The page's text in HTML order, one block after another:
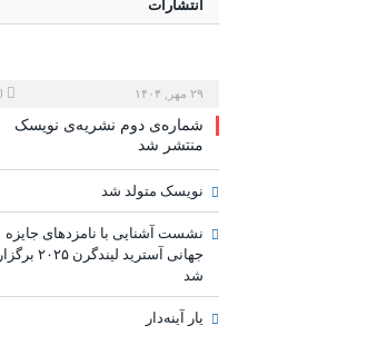
انتشارات
۲۹ مهر, ۱۴۰۴
شماره‌ی دوم نشریه‌ی نویسک
منتشر شد
نویسک متولد شد
نشست آشنایی با نامزدهای جایزه
جهانی آسترید لیندگرن ۲۰۲۵ برگزار
شد
یار آینه‌دار